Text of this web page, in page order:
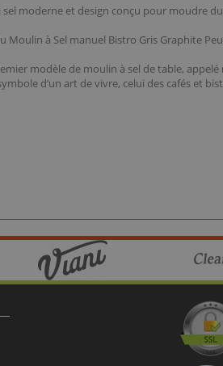
moderne et design conçu pour moudre du
à Sel manuel Bistro Gris Graphite
modèle de moulin à sel de table,
d’un art de vivre, celui des cafés et